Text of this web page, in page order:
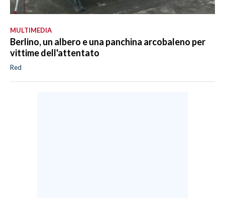
MULTIMEDIA
Berlino, un albero e una panchina arcobaleno per
vittime dell'attentato
Red